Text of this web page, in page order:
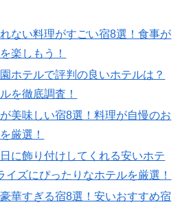
ない料理がすごい宿8選！食事が
楽しもう！
園ホテルで評判の良いホテルは？
を徹底調査！
美味しい宿8選！料理が自慢のお
厳選！
日に飾り付けしてくれる安いホテ
イズにぴったりなホテルを厳選！
華すぎる宿8選！安いおすすめ宿